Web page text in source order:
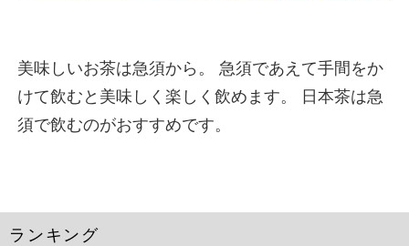
美味しいお茶は急須から。 急須であえて手間をか
けて飲むと美味しく楽しく飲めます。 日本茶は急
須で飲むのがおすすめです。
ランキング